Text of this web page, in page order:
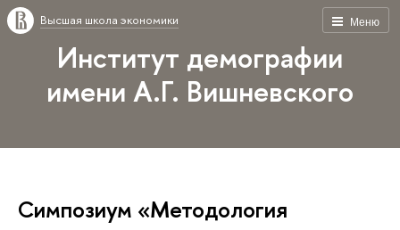
Меню
Высшая школа экономики
Институт демографии
имени А.Г. Вишневского
Симпозиум «Методология